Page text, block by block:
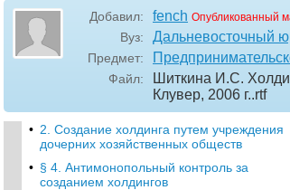
Добавил: fench Опубликованный
Вуз: Дальневосточный
Предмет:
Файл:
Шиткина И.С.
Клувер, 2006 г..rtf
хозяйственного общества
• § 3. Создание холдинга на базе
имущественного комплекса единой
коммерческой организации
1. Создание холдинга путем
хозяйственных обществ
• 2. Создание холдинга путем учреждения
дочерних хозяйственных обществ
• § 4. Антимонопольный контроль за
созданием холдингов